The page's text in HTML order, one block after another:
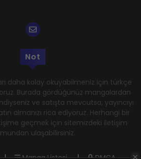
Not
daha kolay okuyabilmeniz için türkçe
Burada gördüğünüz mangalardan
ve satışta mevcutsa, yayıncıyı
almanızı rica ediyoruz. Herhangi bir
geçmek için sitemizdeki iletişim
ulaşabilirsiniz.